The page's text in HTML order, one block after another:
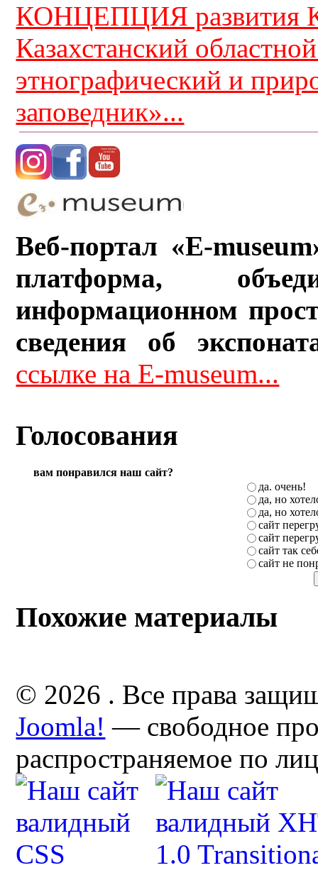
КОНЦЕПЦИЯ развития
Казахстанский
этнографический и
заповедник»...
Веб-портал «E-
платформа,
информационном
сведения об
ссылке на E-museum...
Голосования
вам понравился наш сайт?
да. очень!
да, но
да, но
сайт
сайт
сайт так
сайт не
Похожие материалы
© 2026 . Все права
Joomla! — свободное
распространяемое по